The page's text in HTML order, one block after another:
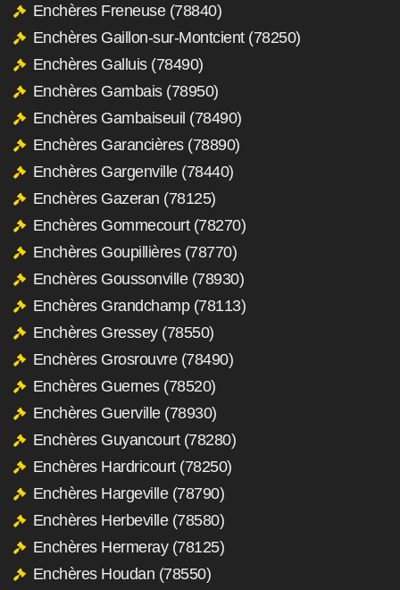
Enchères Freneuse (78840)
Enchères Gaillon-sur-Montcient (78250)
Enchères Galluis (78490)
Enchères Gambais (78950)
Enchères Gambaiseuil (78490)
Enchères Garancières (78890)
Enchères Gargenville (78440)
Enchères Gazeran (78125)
Enchères Gommecourt (78270)
Enchères Goupillières (78770)
Enchères Goussonville (78930)
Enchères Grandchamp (78113)
Enchères Gressey (78550)
Enchères Grosrouvre (78490)
Enchères Guernes (78520)
Enchères Guerville (78930)
Enchères Guyancourt (78280)
Enchères Hardricourt (78250)
Enchères Hargeville (78790)
Enchères Herbeville (78580)
Enchères Hermeray (78125)
Enchères Houdan (78550)